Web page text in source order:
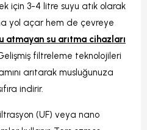
için 3-4 litre suyu atık olarak
yol açar hem de çevreye
atmayan su arıtma cihazları
filtreleme teknolojileri
arıtarak musluğunuza
indirir.
(UF) veya nano